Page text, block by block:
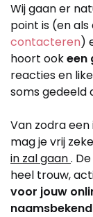
Wij gaan er
point is (en
contacteren)
hoort ookeen
reacties en
soms gedeeld
Van zodra
mag je vrij
in zal gaan.
heel trouw,
voor jouw